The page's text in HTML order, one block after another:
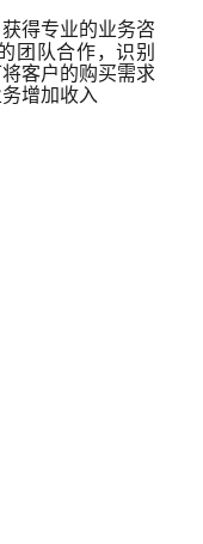
获得专业的业务咨
团队合作，识别
客户的购买需求
增加收入